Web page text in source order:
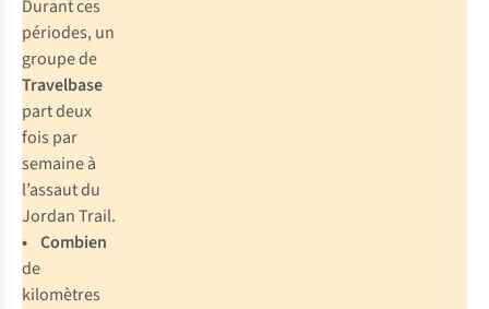
Durant ces
périodes, un
groupe de
Travelbase
part deux
fois par
semaine à
l’assaut du
Jordan Trail.
• Combien
de
kilomètres